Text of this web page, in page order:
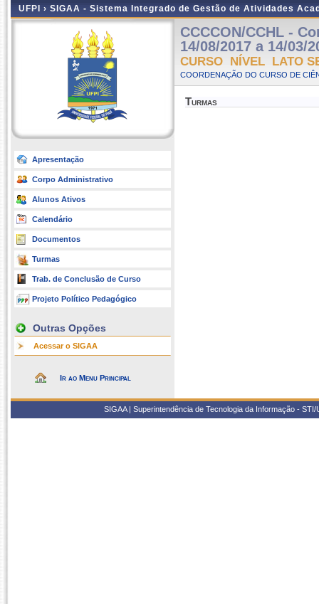
UFPI › SIGAA - Sistema Integrado de Gestão de Atividades
Apresentação
Corpo Administrativo
Alunos Ativos
Calendário
Documentos
Turmas
Trab. de Conclusão de Curso
Projeto Político Pedagógico
Outras Opções
Acessar o SIGAA
Ir ao Menu Principal
CCCCON/CCHL -
14/08/2017 a 14/03/
CURSO NÍVEL LATO
COORDENAÇÃO DO CURSO DE
Turmas
SIGAA | Superintendência de Tecnologia da Informação -